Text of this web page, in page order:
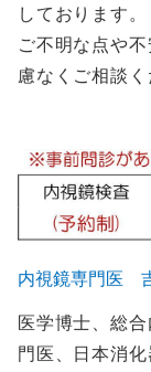
しております。
ご不明な点や
慮なくご相談く
内視鏡専門医
医学博士、総
門医、日本消